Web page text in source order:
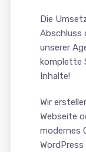
Die
Abschluss
unserer
komplette
Inhalte!
Wir
Webseite
modernes